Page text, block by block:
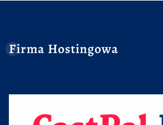
Firma Hostingowa